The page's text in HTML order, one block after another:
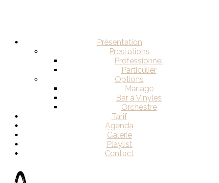
Présentation
Prestations
Professionnel
Particulier
Options
Mariage
Bar à Vinyles
Orchestre
Tarif
Agenda
Galerie
Playlist
Contact